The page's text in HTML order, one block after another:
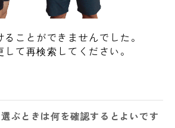
ることができませんでした。
て再検索してください。
ぶときは何を確認するとよいです